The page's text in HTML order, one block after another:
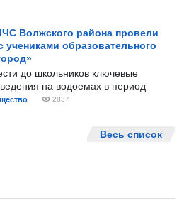
Волжского района провели
учениками образовательного
до школьников ключевые
на водоемах в период
2837
Весь список